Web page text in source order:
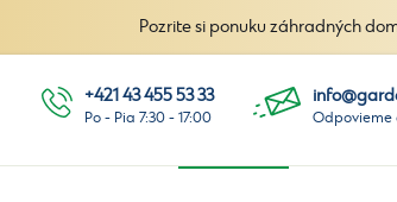
Pozrite si ponuku záhradných
+421 43 455 53 33
Po - Pia 7:30 - 17:00 Odpovieme